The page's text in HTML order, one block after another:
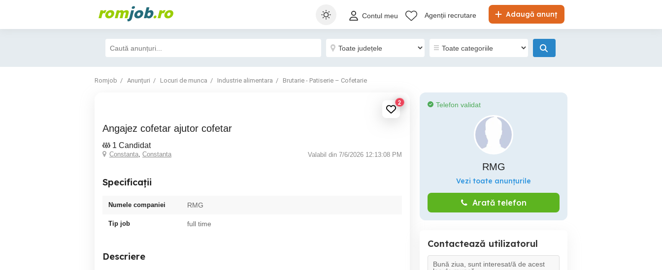
romjob.ro Adaugă anunț
Contul meu Agenții recrutare
Romjob Anunțuri Locuri de munca Industrie alimentara Brutarie - Patiserie – Cofetarie
2
Angajez cofetar ajutor cofetar
1 Candidat
Constanta, Constanta Valabil din 7/6/2026 12:13:08 PM
Specificații
Numele companiei RMG
Tip job full time
Descriere
Telefon validat
RMG
Vezi toate anunțurile
Arată telefon
Contactează utilizatorul